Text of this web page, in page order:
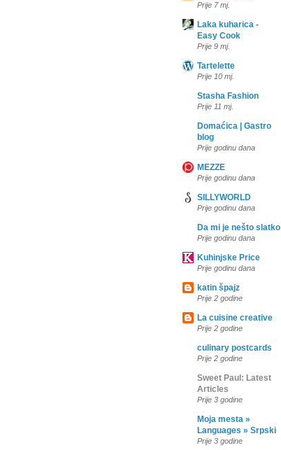
Prije 7 mj.
Laka kuharica -
Easy Cook
Prije 9 mj.
Tartelette
Prije 10 mj.
Stasha Fashion
Prije 11 mj.
Domaćica | Gastro
blog
Prije godinu dana
MEZZE
Prije godinu dana
SILLYWORLD
Prije godinu dana
Da mi je nešto slatko
Prije godinu dana
Kuhinjske Price
Prije godinu dana
katin špajz
Prije 2 godine
La cuisine creative
Prije 2 godine
culinary postcards
Prije 2 godine
Sweet Paul: Latest
Articles
Prije 3 godine
Moja mesta »
Languages » Srpski
Prije 3 godine